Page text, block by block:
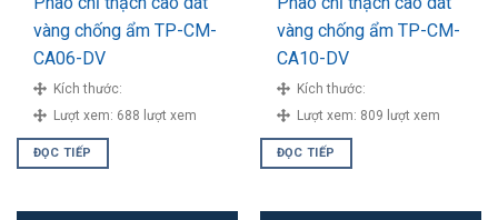
vàng chống ẩm TP-CM-
CA06-DV
Kích thước:
Lượt xem: 688 lượt xem
ĐỌC TIẾP
vàng chống ẩm TP-CM-
CA10-DV
Kích thước:
Lượt xem: 809 lượt xem
ĐỌC TIẾP